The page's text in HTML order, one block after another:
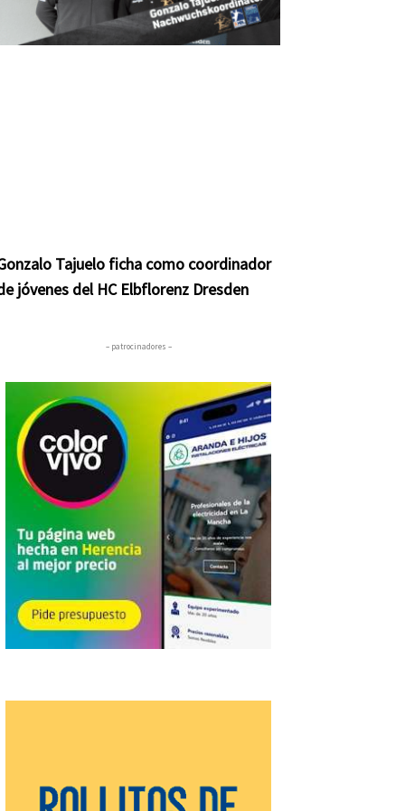
Tajuelo ficha como coordinador
jóvenes del HC Elbflorenz Dresden
– patrocinadores –